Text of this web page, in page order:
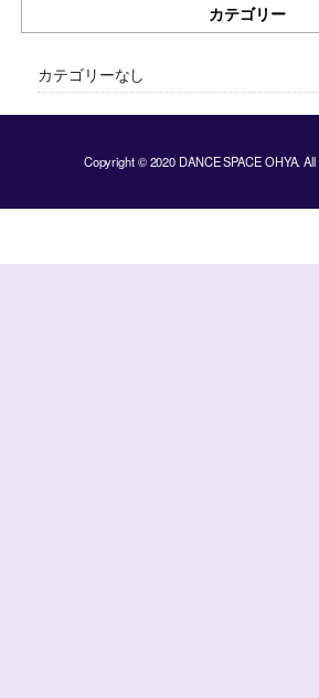
ブ
カテゴリー
カテゴリーなし
Copyright © 2020 DANCE SPACE OHYA.